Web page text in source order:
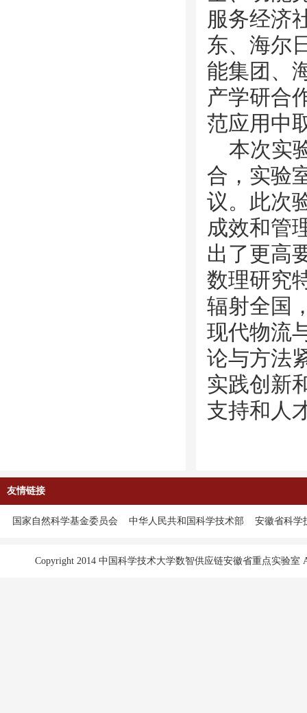
服务经济
东、海尔
能集团、
产学研合
范应用中
本次实
合，实验
议。此次
成效和管
出了更高
数理研究
辐射全国
现代物流
论与方法
实践创新
支持和人
友情链接
国家自然科学基金委员会 中华人民共和国科学技术部 安徽省科学
Copyright 2014 中国科学技术大学数智供应链安徽省重点实验室